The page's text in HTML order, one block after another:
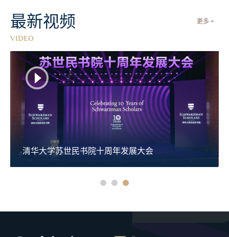
更多 +
最新视频
VIDEO
清华大学苏世民书院十周年发展大会